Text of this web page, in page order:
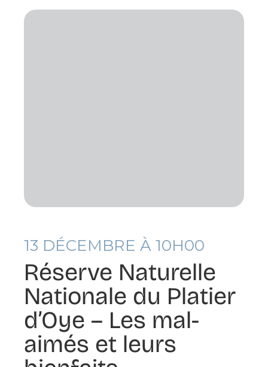
13 DÉCEMBRE À 10H00
Réserve Naturelle
Nationale du Platier
d’Oye – Les mal-
aimés et leurs